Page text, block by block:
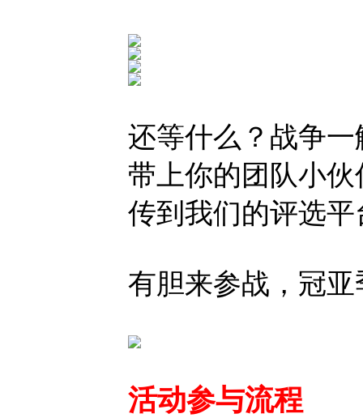
还等什么？战争
带上你的团队小
传到我们的评选
有胆来参战，冠
活动参与流程